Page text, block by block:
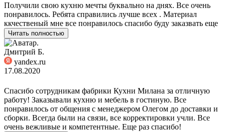
Получили свою кухню мечты буквально на днях. Все очень
понравилось. Ребята справились лучше всех . Материал
ккчественый мне все понравилось спасибо буду заказвать еще
Читать полностью
Дмитрий Б.
yandex.ru
17.08.2020
Спасибо сотрудникам фабрики Кухни Милана за отличную
работу! Заказывали кухню и мебель в гостиную. Все
понравилось от общения с менеджером Олегом до доставки и
сборки. Всегда были на связи, все корректировки учли. Все
очень вежливые и компетентные. Еще раз спасибо!